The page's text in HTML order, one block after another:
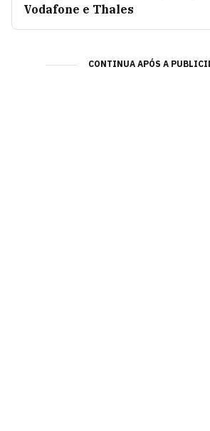
Vodafone e Thales
CONTINUA APÓS A